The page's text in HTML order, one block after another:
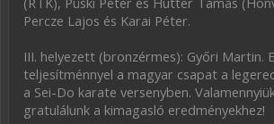
Percze Lajos és Karai Péter.
III. helyezett (bronzérmes): Győri Martin.
teljesítménnyel a magyar csapat a
a Sei-Do karate versenyben.
gratulálunk a kimagasló eredményekhez!